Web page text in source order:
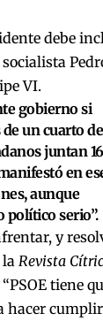
debe
VI.
gobierno si
un cuarto
juntan
en
aunque
político serio”.
y
Revista
tiene
hacer